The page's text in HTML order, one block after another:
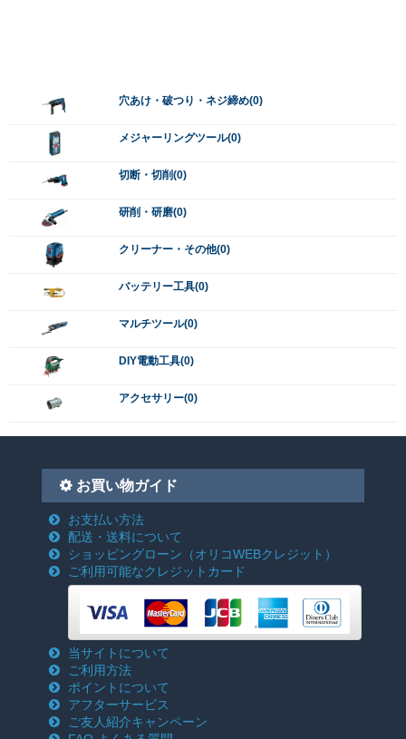
穴あけ・破つり・ネジ締め(0)
メジャーリングツール(0)
切断・切削(0)
研削・研磨(0)
クリーナー・その他(0)
バッテリー工具(0)
マルチツール(0)
DIY電動工具(0)
アクセサリー(0)
お買い物ガイド
お支払い方法
配送・送料について
ショッピングローン （オリコWEBクレジット）
ご利用可能なクレジットカード
当サイトについて
ご利用方法
ポイントについて
アフターサービス
ご友人紹介キャンペーン